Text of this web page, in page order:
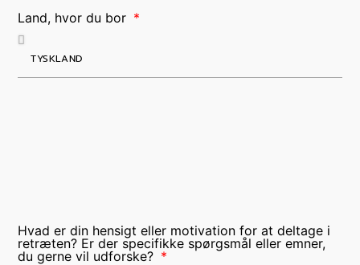
Land, hvor du bor
Hvad er din hensigt eller motivation for at deltage i
retræten? Er der specifikke spørgsmål eller emner,
du gerne vil udforske?